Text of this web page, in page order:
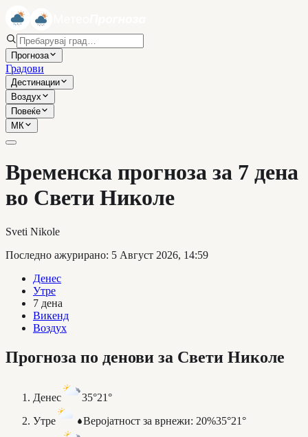
Прогноза
Градови
Дестинации
Воздух
Повеќе
МК
Временска прогноза за 7 дена
во Свети Николе
Sveti Nikole
Последно ажурирано: 5 Август 2026, 14:59
Денес
Утре
7 дена
Викенд
Воздух
Прогноза по денови за Свети Николе
Денес 35°21°
Утре
Веројатност за врнежи: 20%35°21°